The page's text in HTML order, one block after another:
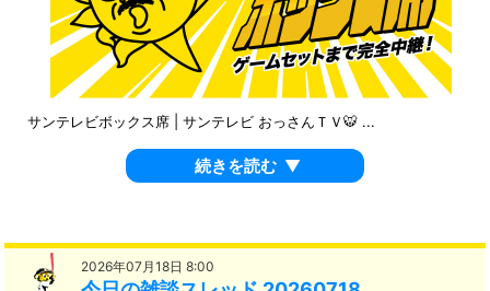
サンテレビボックス席 | サンテレビ おっさんＴＶ🐯 ...
続きを読む ▼
2026年07月18日 8:00